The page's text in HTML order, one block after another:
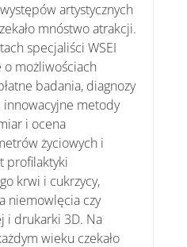
artystycznych
mnóstwo atrakcji.
specjaliści WSEI
możliwościach
badania, diagnozy
innowacyjne metody
i ocena
życiowych i
profilaktyki
krwi i cukrzycy,
niemowlęcia czy
i drukarki 3D. Na
wieku czekało